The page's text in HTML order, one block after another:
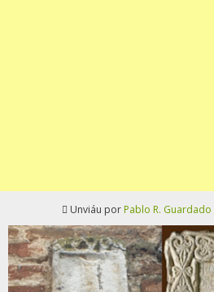
Unviáu por Pablo R. Guardado